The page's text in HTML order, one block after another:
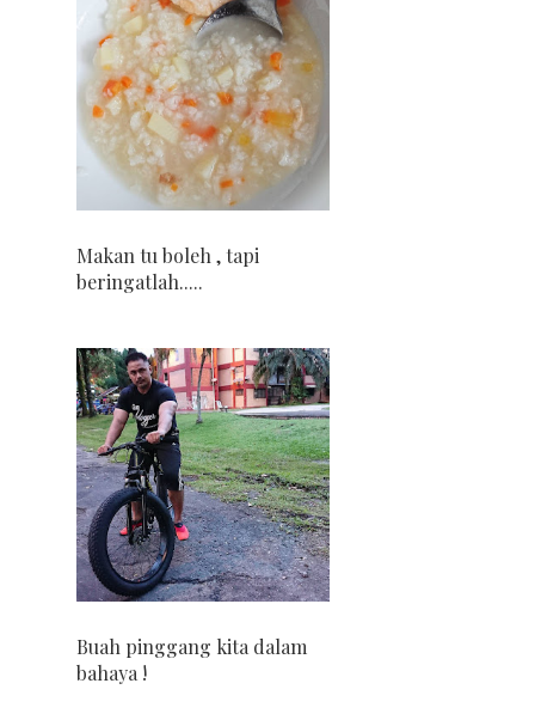
Makan tu boleh , tapi
beringatlah.....
Buah pinggang kita dalam
bahaya !